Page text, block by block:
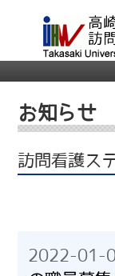
お知らせ
訪問看護ス
2022-